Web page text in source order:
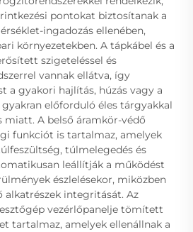
pontokat biztosítanak a
ingadozás ellenében,
környezetekben. A tápkábel és a
szigeteléssel és
vannak ellátva, így
a gyakori hajlítás, húzás vagy a
előforduló éles tárgyakkal
miatt. A belső áramkör-védő
funkciót is tartalmaz, amelyek
túlmelegedés és
leállítják a működést
észlelésekor, miközben
alkatrészek integritását. Az
vezérlőpanelje tömített
tartalmaz, amelyek ellenállnak a